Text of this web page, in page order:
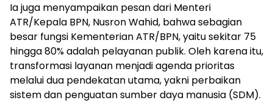
Ia juga menyampaikan pesan dari Menteri
ATR/Kepala BPN, Nusron Wahid, bahwa sebagian
besar fungsi Kementerian ATR/BPN, yaitu sekitar 75
hingga 80% adalah pelayanan publik. Oleh karena itu,
transformasi layanan menjadi agenda prioritas
melalui dua pendekatan utama, yakni perbaikan
sistem dan penguatan sumber daya manusia (SDM).